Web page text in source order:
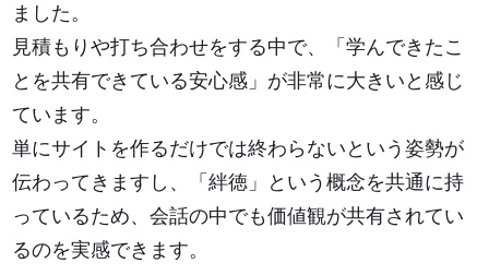
ました。
見積もりや打ち合わせをする中で、「学んできたこ
とを共有できている安心感」が非常に大きいと感じ
ています。
単にサイトを作るだけでは終わらないという姿勢が
伝わってきますし、「絆徳」という概念を共通に持
っているため、会話の中でも価値観が共有されてい
るのを実感できます。